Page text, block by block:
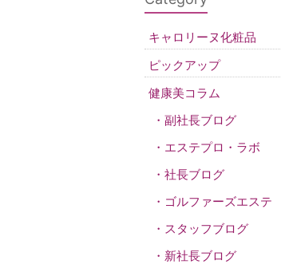
キャロリーヌ化粧品
ピックアップ
健康美コラム
副社長ブログ
エステプロ・ラボ
社長ブログ
ゴルファーズエステ
スタッフブログ
新社長ブログ